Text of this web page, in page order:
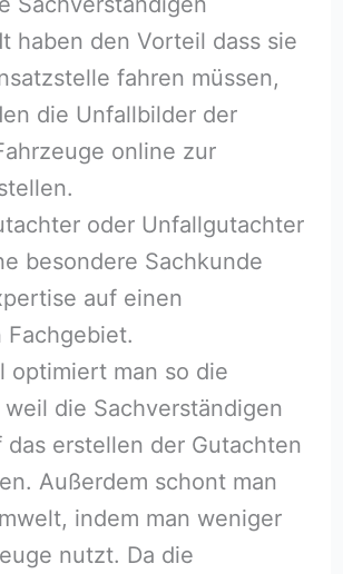
haben den Vorteil dass sie
fahren müssen,
die Unfallbilder der
online zur
oder Unfallgutachter
besondere Sachkunde
auf einen
Fachgebiet.
optimiert man so die
die Sachverständigen
das erstellen der Gutachten
Außerdem schont man
indem man weniger
nutzt. Da die